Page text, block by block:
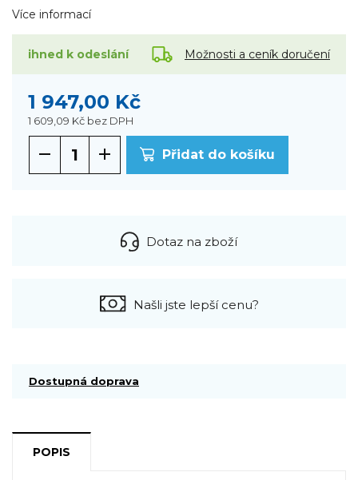
Více informací
ihned k odeslání Možnosti a ceník doručení
1 947,00 Kč
1 609,09 Kč bez DPH
Přidat do košíku
Dotaz na zboží
Našli jste lepší cenu?
Dostupná doprava
POPIS